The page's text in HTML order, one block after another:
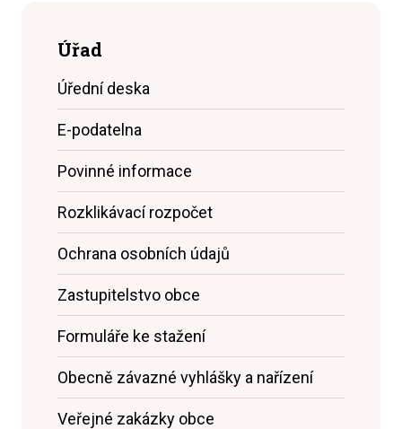
Úřad
Úřední deska
E-podatelna
Povinné informace
Rozklikávací rozpočet
Ochrana osobních údajů
Zastupitelstvo obce
Formuláře ke stažení
Obecně závazné vyhlášky a nařízení
Veřejné zakázky obce